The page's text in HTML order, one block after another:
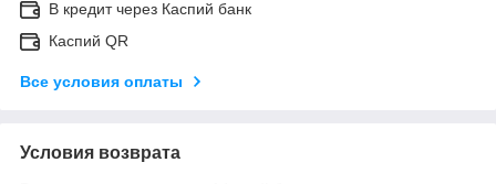
В кредит через Каспий банк
Каспий QR
Все условия оплаты
Условия возврата